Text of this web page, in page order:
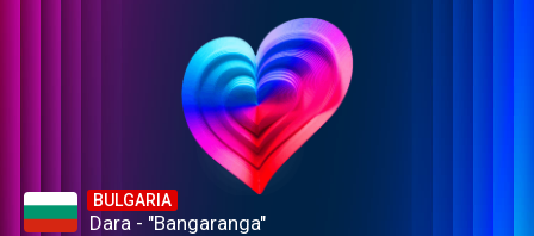
BULGARIA
Dara - "Bangaranga"